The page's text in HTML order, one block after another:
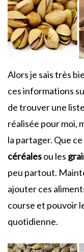
Alors je sais très
ces informations
de trouver une liste
réalisée pour moi,
la partager. Que
céréalesou les
peu partout.
ajouter ces
course et pouvoir
quotidienne.